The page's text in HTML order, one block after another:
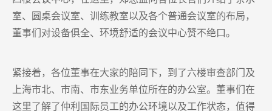
室、圆桌会议室、训练教室以及各个普通会议室的布局，
董事们对设备俱全、环境舒适的会议中心赞不绝口。
紧接着，各位董事在大家的陪同下，到了六楼审查部门及
上海市北、市南、市东业务单位所在的办公室。董事们在
这里了解了仲利国际员工的办公环境以及工作状态，值得